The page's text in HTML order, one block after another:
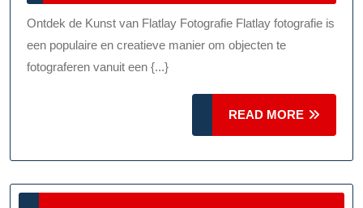
Flatlay
Van
Van
Bovenaf
2026
Ontdek de Kunst van Flatlay Fotografie Flatlay fotografie is
een populaire en creatieve manier om objecten te
fotograferen vanuit een {...}
READ MORE
MORE